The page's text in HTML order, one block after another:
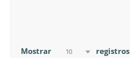
Mostrar 10 registros